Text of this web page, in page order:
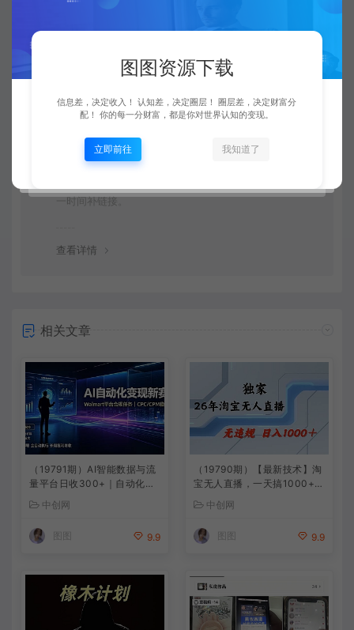
资源链接失效了怎么办？
一时间补链接。
查看详情
相关文章
（19791期）AI智能数据与流
量平台日收300+｜自动化流
量变现新项目
中创网
9.9
（19790期）【最新技术】淘
宝无人直播，一天搞1000+，
独家技术，无违规封号，可矩
阵开播，长期稳定
中创网
9.9
图图资源下载
信息差，决定收入！ 认知差，决定圈层！ 圈层差，决定财富分
配！ 你的每一分财富，都是你对世界认知的变现。
立即前往 我知道了